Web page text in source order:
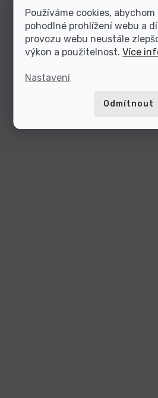
Používáme cookies, abychom
pohodlné prohlížení webu a
provozu webu neustále
výkon a použitelnost.Více
Nastavení
Odmítnout